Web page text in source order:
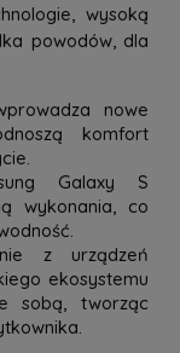
wysoką
powodów, dla
nowe
komfort
Galaxy S
wykonania, co
z urządzeń
ekosystemu
sobą, tworząc